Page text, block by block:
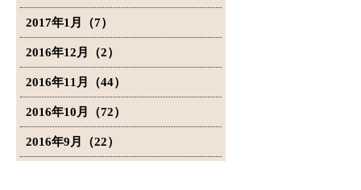
2017年1月（7）
2016年12月（2）
2016年11月（44）
2016年10月（72）
2016年9月（22）